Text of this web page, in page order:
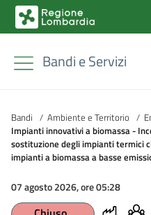
Bandi e Servizi
Bandi / Ambiente e Territorio /
Impianti innovativi a biomassa -
sostituzione degli impianti termici
impianti a biomassa a basse
07 agosto 2026, ore 05:28